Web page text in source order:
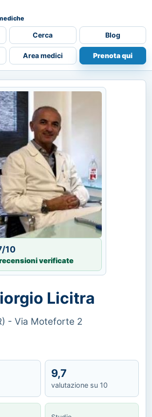
Cerca Blog
Area medici Prenota qui
10
verificate
Licitra
- Via Moteforte 2
9,7
valutazione su 10